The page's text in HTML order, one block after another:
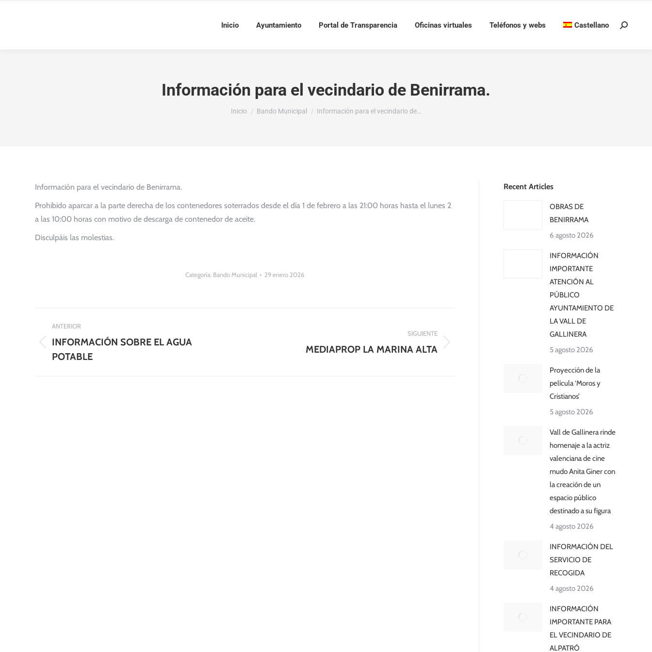
Inicio Ayuntamiento Portal de Transparencia Oficinas virtuales Teléfonos y webs Castellano Buscar:
Información para el vecindario de Benirrama.
Estás aquí:
Inicio Bando Municipal Información para el vecindario de…
Información para el vecindario de Benirrama.
Prohibido aparcar a la parte derecha de los contenedores soterrados desde el día 1 de febrero a las 21:00 horas hasta el lunes 2
a las 10:00 horas con motivo de descarga de contenedor de aceite.
Disculpáis las molestias.
Categoría: Bando Municipal 29 enero 2026
entre
publicaciones
ANTERIOR
Publicación
anterior:
INFORMACIÓN SOBRE EL AGUA
POTABLE
SIGUIENTE
MEDIAPROP LA MARINA ALTA
Recent Articles
OBRAS DE
BENIRRAMA
6 agosto 2026
INFORMACIÓN
IMPORTANTE
ATENCIÓN AL
PÚBLICO
AYUNTAMIENTO DE
LA VALL DE
GALLINERA
5 agosto 2026
Proyección de la
película ‘Moros y
Cristianos’
5 agosto 2026
Vall de Gallinera rinde
homenaje a la actriz
valenciana de cine
mudo Anita Giner con
la creación de un
espacio público
destinado a su figura
4 agosto 2026
INFORMACIÓN DEL
SERVICIO DE
RECOGIDA
4 agosto 2026
INFORMACIÓN
IMPORTANTE PARA
EL VECINDARIO DE
ALPATRÓ